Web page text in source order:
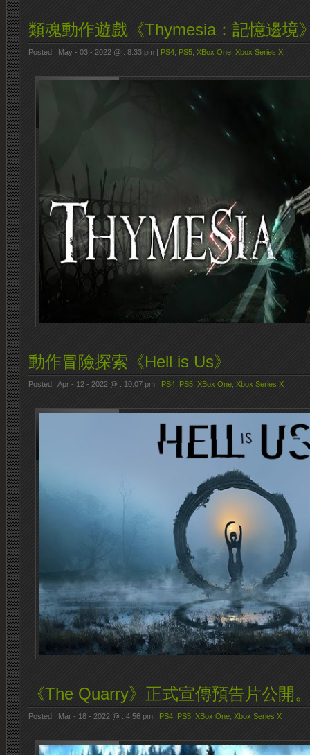
類魂動作遊戲《Thymesia：記憶邊境
Posted : May - 03 - 2022 @ : 8:33 pm | PS4 PS5 XBox One Xbox Series X
動作冒險探索《Hell is Us》
Posted : Apr - 12 - 2022 @ : 10:07 pm | PS4 PS5 XBox One Xbox Series X
《The Quarry》正式宣傳預告片公開
Posted : Mar - 18 - 2022 @ : 4:56 pm | PS4 PS5 XBox One Xbox Series X